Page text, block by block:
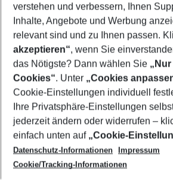
Footer
Footer navigation
Über uns
AGB
Cookie-Einstellungen ändern
Cookie-Richtlinie
Datenschutz
Service & Hilfe
Barrierefreies Reisen
Check-in
Folgen Sie uns
verstehen und verbessern, Ihnen
Inhalte, Angebote und Werbung
relevant sind und zu Ihnen passen.
akzeptieren“, wenn Sie
das Nötigste? Dann wählen Sie
Cookies“. Unter „Cookies
Cookie-Einstellungen individuell
Ihre Privatsphäre-Einstellungen
jederzeit ändern oder widerrufen –
einfach unten auf „Cookie-
Datenschutz-Informationen
Impressum
Cookie/Tracking-Informationen